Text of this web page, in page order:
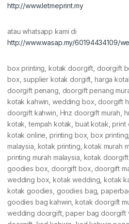
http://www.letmeprint.my
atau whatsapp kami di
http://www.wasap.my/60194434109/
box printing, kotak doorgift, doorgift
box, supplier kotak dorgift, harga
doorgift penang, doorgift penang
kotak kahwin, wedding box, doorgift
doorgift kahwin, Hnz doorgift murah,
kotak, tempah kotak, buat kotak, print
kotak online, printing box, box
malaysia, kotak printing, kotak murah
printing murah malaysia, kotak
goodies box, doorgift box, doorgift
wedding box, kotak wedding, kotak
kotak goodies, goodies bag,
goodies bag kahwin, kotak doorgift
wedding doorgift, paper bag doorgift